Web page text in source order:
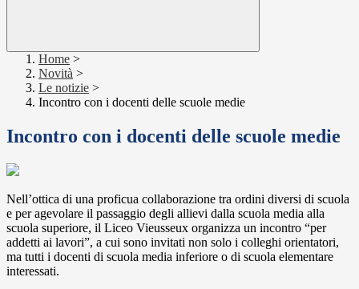
Home >
Novità >
Le notizie >
Incontro con i docenti delle scuole medie
Incontro con i docenti delle scuole medie
Nell’ottica di una proficua collaborazione tra ordini diversi di scuola
e per agevolare il passaggio degli allievi dalla scuola media alla
scuola superiore, il Liceo Vieusseux organizza un incontro “per
addetti ai lavori”, a cui sono invitati non solo i colleghi orientatori,
ma tutti i docenti di scuola media inferiore o di scuola elementare
interessati.